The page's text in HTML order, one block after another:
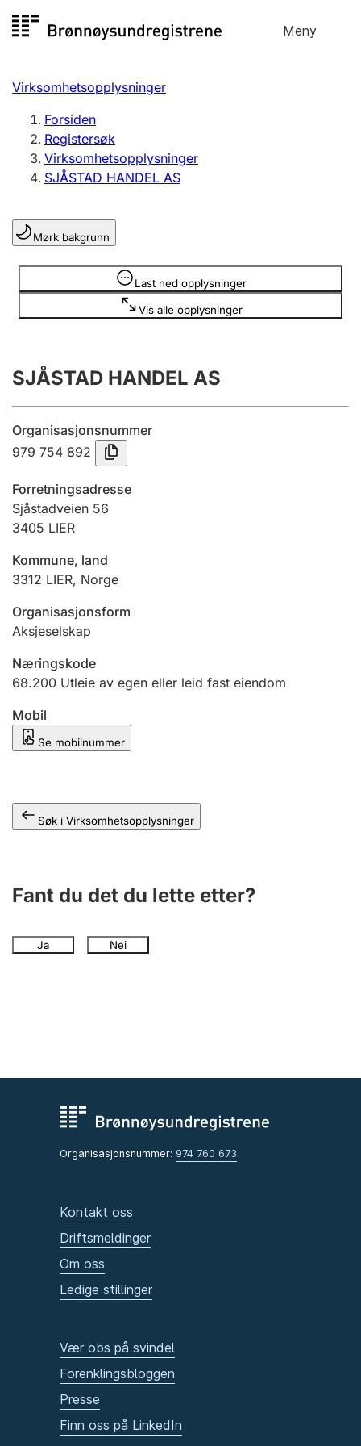
til
Meny
Registersøk
Aksjeselskap
Enkeltpersonforetak
Registrere, endre, slette
Lag og forening
Registrere, endre, slette
Årsregnskap
Innsending og forsinkelsesgebyr
Jeger
Ektepaktveileder
Offentlig sektor
Andre tema
Virksomhetsopplysninger
Forsiden
Registersøk
Virksomhetsopplysninger
SJÅSTAD HANDEL AS
Mørk bakgrunn
Last ned opplysninger
Vis alle opplysninger
Opplysninger er skjult
SJÅSTAD HANDEL AS
Organisasjonsnummer
979 754 892
Forretningsadresse
Sjåstadveien 56
3405 LIER
Kommune, land
3312 LIER, Norge
Organisasjonsform
Aksjeselskap
Næringskode
68.200 Utleie av egen eller leid fast eiendom
Mobil
Se mobilnummer
Søk i Virksomhetsopplysninger
Fant du det du lette etter?
Ja Nei
Organisasjonsnummer: 974 760 673
Kontakt oss
Driftsmeldinger
Om oss
Ledige stillinger
Vær obs på svindel
Forenklingsbloggen
Presse
Finn oss på LinkedIn